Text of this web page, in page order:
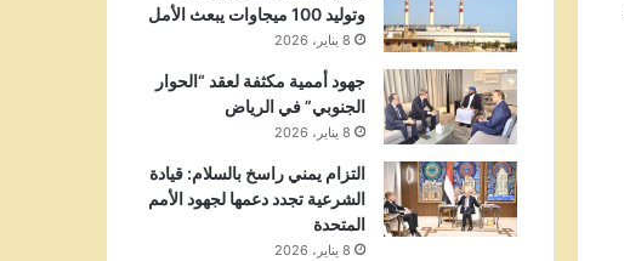
وتوليد 100 ميجاوات يبعث الأمل
8 يناير، 2026
جهود أممية مكثفة لعقد “الحوار
الجنوبي” في الرياض
8 يناير، 2026
التزام يمني راسخ بالسلام: قيادة
الشرعية تجدد دعمها لجهود الأمم
المتحدة
8 يناير، 2026